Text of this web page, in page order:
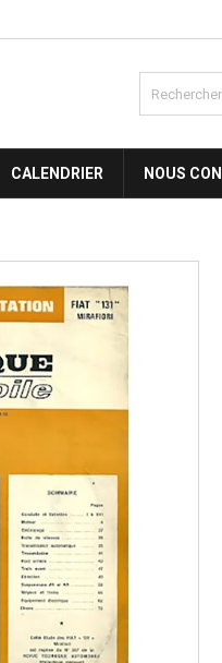
CALENDRIER NOUS